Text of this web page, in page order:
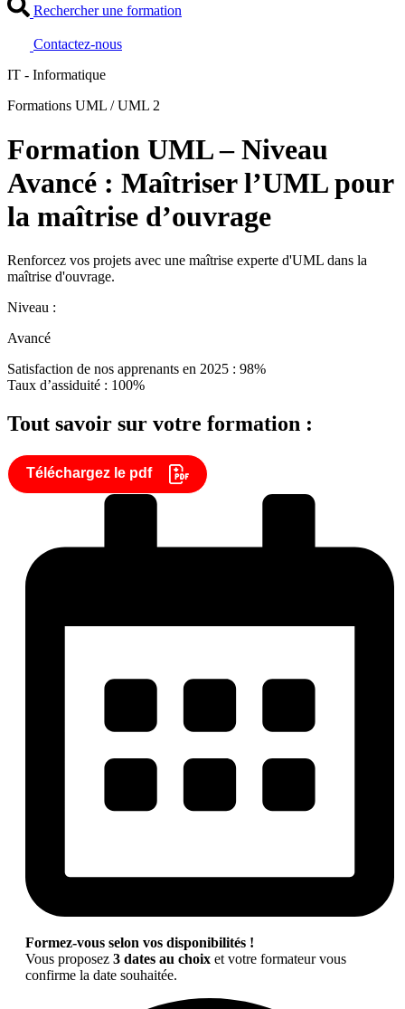
Rechercher une formation
Contactez-nous
IT - Informatique
Formations UML / UML 2
Formation UML – Niveau
Avancé : Maîtriser l’UML pour
la maîtrise d’ouvrage
Renforcez vos projets avec une maîtrise experte d'UML dans la
maîtrise d'ouvrage.
Niveau :
Avancé
Satisfaction de nos apprenants en 2025 : 98%
Taux d’assiduité : 100%
Tout savoir sur votre formation :
Téléchargez le pdf
Formez-vous selon vos disponibilités !
Vous proposez 3 dates au choix et votre formateur vous
confirme la date souhaitée.